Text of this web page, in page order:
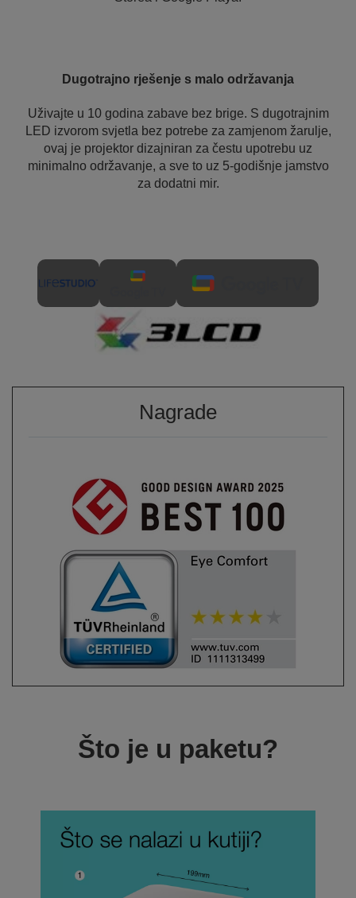
Dugotrajno rješenje s malo održavanja
Uživajte u 10 godina zabave bez brige. S dugotrajnim
LED izvorom svjetla bez potrebe za zamjenom žarulje,
ovaj je projektor dizajniran za čestu upotrebu uz
minimalno održavanje, a sve to uz 5-godišnje jamstvo
za dodatni mir.
Nagrade
Što je u paketu?